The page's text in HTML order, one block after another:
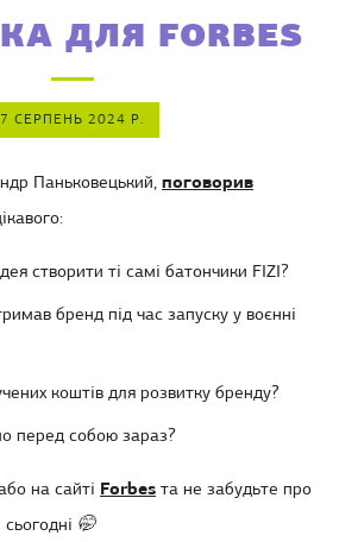
ДЛЯ FORBES
7 СЕРПЕНЬ 2024 Р.
Паньковецький, поговорив
створити ті самі батончики FIZI?
бренд під час запуску у воєнні
коштів для розвитку бренду?
перед собою зараз?
на сайті Forbes та не забудьте про
🤭